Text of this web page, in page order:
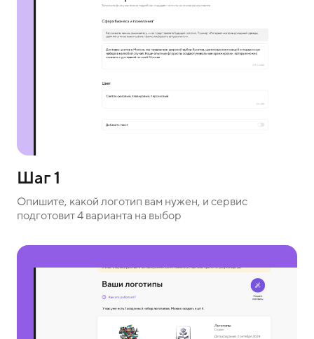
Шаг 1
Опишите, какой логотип вам нужен, и сервис
подготовит 4 варианта на выбор